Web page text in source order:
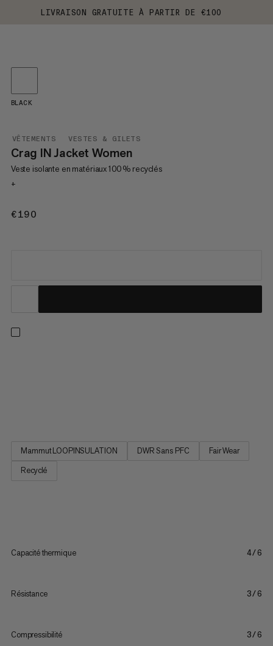
LIVRAISON GRATUITE À PARTIR DE €100
VÊTEMENTS VESTES & GILETS
Crag IN Jacket Women
Veste isolante en matériaux 100 % recyclés
+
€190
BLACK
Mammut LOOPINSULATION DWR Sans PFC
Fair Wear
Recyclé
Capacité thermique 4/6
Résistance 3/6
Compressibilité 3/6